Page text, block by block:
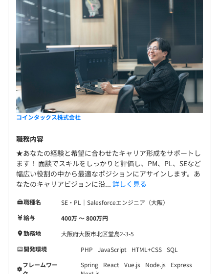
コインタックス株式会社
職務内容
★あなたの経験と希望に合わせたキャリア形成をサポートし
ます！ 面談でスキルをしっかりと評価し、PM、PL、SEなど
幅広い役割の中から最適なポジションにアサインします。あ
なたのキャリアビジョンに沿... 詳しく見る
職種名
SE・PL｜Salesforceエンジニア（大阪）
給与
400万 〜 800万円
勤務地
大阪府大阪市北区堂島2-3-5
開発環境
PHP JavaScript HTML+CSS SQL
フレームワー
Spring React Vue.js Node.js
Express